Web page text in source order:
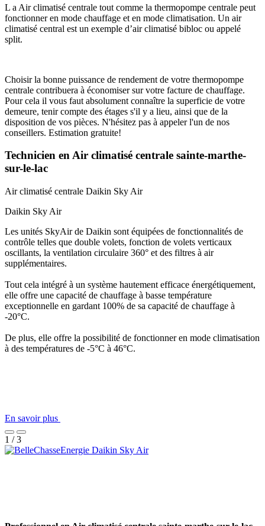
L a Air climatisé centrale tout comme la thermopompe centrale peut
fonctionner en mode chauffage et en mode climatisation. Un air
climatisé central est un exemple d’air climatisé bibloc ou appelé
split.
Choisir la bonne puissance de rendement de votre thermopompe
centrale contribuera à économiser sur votre facture de chauffage.
Pour cela il vous faut absolument connaître la superficie de votre
demeure, tenir compte des étages s'il y a lieu, ainsi que de la
disposition de vos pièces. N'hésitez pas à appeler l'un de nos
conseillers. Estimation gratuite!
Technicien en Air climatisé centrale sainte-marthe-
sur-le-lac
Air climatisé centrale Daikin Sky Air
Daikin Sky Air
Les unités SkyAir de Daikin sont équipées de fonctionnalités de
contrôle telles que double volets, fonction de volets verticaux
oscillants, la ventilation circulaire 360° et des filtres à air
supplémentaires.
Tout cela intégré à un système hautement efficace énergétiquement,
elle offre une capacité de chauffage à basse température
exceptionnelle en gardant 100% de sa capacité de chauffage à
-20°C.
De plus, elle offre la possibilité de fonctionner en mode climatisation
à des températures de -5°C à 46°C.
En savoir plus
1 / 3